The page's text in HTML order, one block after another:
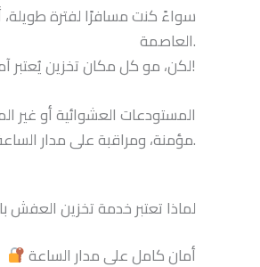
سواءً كنت مسافرًا لفترة طويلة،
العاصمة.
لكن، مو كل مكان تخزين يُعتبر آمن أو مثالي!
المستودعات العشوائية أو غير
مؤمنة، ومراقبة على مدار الساعة.
لماذا تعتبر خدمة تخزين العفش
أمان كامل على مدار الساعة